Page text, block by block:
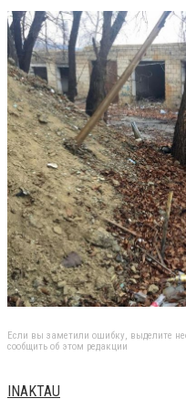
Если вы заметили ошибку, выделите
сообщить об этом редакции
INAKTAU